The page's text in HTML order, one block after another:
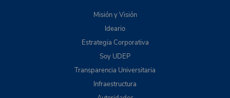
Misión y Visión
Ideario
Estrategia Corporativa
Soy UDEP
Transparencia Universitaria
Infraestructura